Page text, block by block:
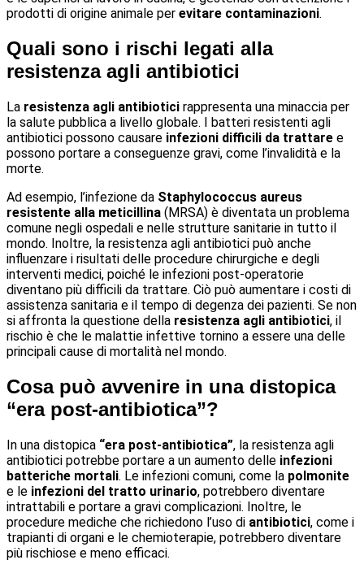
prodotti di origine animale per evitare contaminazioni.
Quali sono i rischi legati alla
resistenza agli antibiotici
La resistenza agli antibiotici rappresenta una minaccia per
la salute pubblica a livello globale. I batteri resistenti agli
antibiotici possono causare infezioni difficili da trattare e
possono portare a conseguenze gravi, come l’invalidità e la
morte.
Ad esempio, l’infezione da Staphylococcus aureus
resistente alla meticillina (MRSA) è diventata un problema
comune negli ospedali e nelle strutture sanitarie in tutto il
mondo. Inoltre, la resistenza agli antibiotici può anche
influenzare i risultati delle procedure chirurgiche e degli
interventi medici, poiché le infezioni post-operatorie
diventano più difficili da trattare. Ciò può aumentare i costi di
assistenza sanitaria e il tempo di degenza dei pazienti. Se non
si affronta la questione della resistenza agli antibiotici, il
rischio è che le malattie infettive tornino a essere una delle
principali cause di mortalità nel mondo.
Cosa può avvenire in una distopica
“era post-antibiotica”?
In una distopica “era post-antibiotica”, la resistenza agli
antibiotici potrebbe portare a un aumento delle infezioni
batteriche mortali. Le infezioni comuni, come la polmonite
e le infezioni del tratto urinario, potrebbero diventare
intrattabili e portare a gravi complicazioni. Inoltre, le
procedure mediche che richiedono l’uso di antibiotici, come i
trapianti di organi e le chemioterapie, potrebbero diventare
più rischiose e meno efficaci.